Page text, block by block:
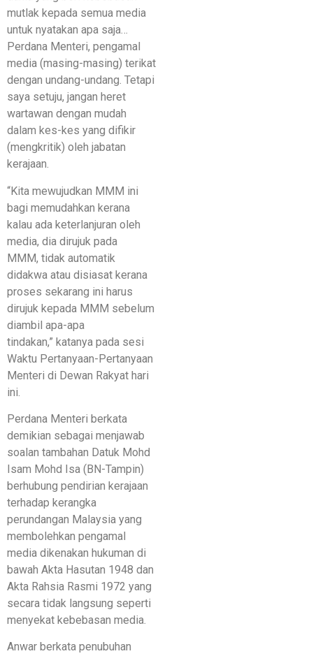
mutlak kepada semua media
untuk nyatakan apa saja…
Perdana Menteri, pengamal
media (masing-masing) terikat
dengan undang-undang. Tetapi
saya setuju, jangan heret
wartawan dengan mudah
dalam kes-kes yang difikir
(mengkritik) oleh jabatan
kerajaan.
“Kita mewujudkan MMM ini
bagi memudahkan kerana
kalau ada keterlanjuran oleh
media, dia dirujuk pada
MMM, tidak automatik
didakwa atau disiasat kerana
proses sekarang ini harus
dirujuk kepada MMM sebelum
diambil apa-apa
tindakan,” katanya pada sesi
Waktu Pertanyaan-Pertanyaan
Menteri di Dewan Rakyat hari
ini.
Perdana Menteri berkata
demikian sebagai menjawab
soalan tambahan Datuk Mohd
Isam Mohd Isa (BN-Tampin)
berhubung pendirian kerajaan
terhadap kerangka
perundangan Malaysia yang
membolehkan pengamal
media dikenakan hukuman di
bawah Akta Hasutan 1948 dan
Akta Rahsia Rasmi 1972 yang
secara tidak langsung seperti
menyekat kebebasan media.
Anwar berkata penubuhan